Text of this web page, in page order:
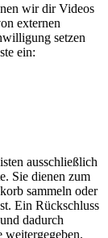
wir dir Videos
externen
setzen
ein:
ausschließlich
Sie dienen zum
sammeln oder
Ein Rückschluss
dadurch
weitergegeben.